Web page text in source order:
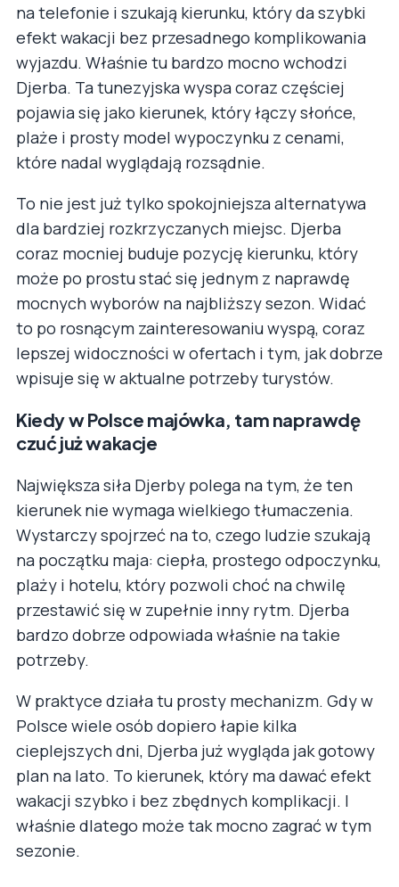
na telefonie i szukają kierunku, który da szybki
efekt wakacji bez przesadnego komplikowania
wyjazdu. Właśnie tu bardzo mocno wchodzi
Djerba. Ta tunezyjska wyspa coraz częściej
pojawia się jako kierunek, który łączy słońce,
plaże i prosty model wypoczynku z cenami,
które nadal wyglądają rozsądnie.
To nie jest już tylko spokojniejsza alternatywa
dla bardziej rozkrzyczanych miejsc. Djerba
coraz mocniej buduje pozycję kierunku, który
może po prostu stać się jednym z naprawdę
mocnych wyborów na najbliższy sezon. Widać
to po rosnącym zainteresowaniu wyspą, coraz
lepszej widoczności w ofertach i tym, jak dobrze
wpisuje się w aktualne potrzeby turystów.
Kiedy w Polsce majówka, tam naprawdę
czuć już wakacje
Największa siła Djerby polega na tym, że ten
kierunek nie wymaga wielkiego tłumaczenia.
Wystarczy spojrzeć na to, czego ludzie szukają
na początku maja: ciepła, prostego odpoczynku,
plaży i hotelu, który pozwoli choć na chwilę
przestawić się w zupełnie inny rytm. Djerba
bardzo dobrze odpowiada właśnie na takie
potrzeby.
W praktyce działa tu prosty mechanizm. Gdy w
Polsce wiele osób dopiero łapie kilka
cieplejszych dni, Djerba już wygląda jak gotowy
plan na lato. To kierunek, który ma dawać efekt
wakacji szybko i bez zbędnych komplikacji. I
właśnie dlatego może tak mocno zagrać w tym
sezonie.